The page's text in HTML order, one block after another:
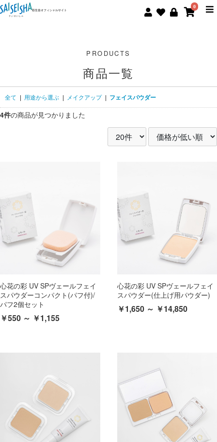
彩生舎オフィシャルサイト
0
商品一覧
全て | 用途から選ぶ | メイクアップ | フェイスパウダー
4件の商品が見つかりました
心花の彩 UV SPヴェールフェイ
スパウダーコンパクト(パフ付)/
パフ2個セット
￥550 ～ ￥1,155
心花の彩 UV SPヴェールフェイ
スパウダー(仕上げ用パウダー)
￥1,650 ～ ￥14,850